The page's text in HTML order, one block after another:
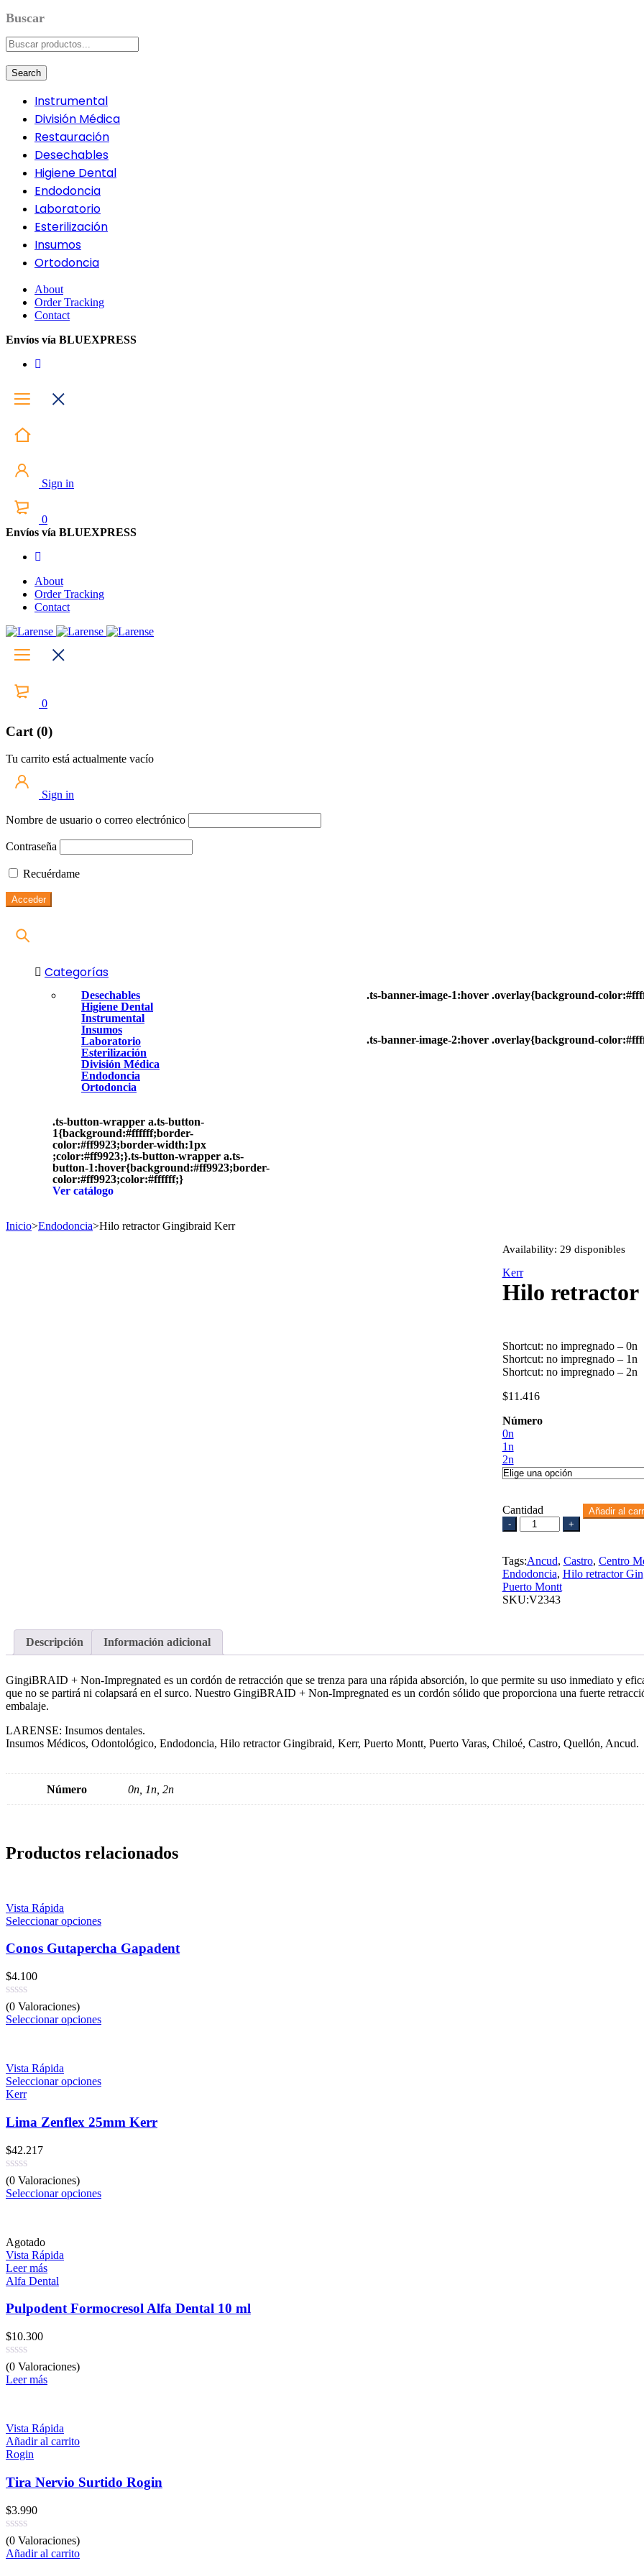
Search
Instrumental
División Médica
Restauración
Desechables
Higiene Dental
Endodoncia
Laboratorio
Esterilización
Insumos
Ortodoncia
About
Order Tracking
Contact
Envíos vía BLUEXPRESS
Sign in
0
Envíos vía BLUEXPRESS
About
Order Tracking
Contact
0
Cart (0)
Tu carrito está actualmente vacío
Sign in
Nombre de usuario o correo electrónico
Contraseña
Recuérdame
Categorías
Desechables
Higiene Dental
Instrumental
Insumos
Laboratorio
Esterilización
División Médica
Endodoncia
Ortodoncia
.ts-button-wrapper a.ts-button-
1{background:#ffffff;border-
color:#ff9923;border-width:1px
;color:#ff9923;}.ts-button-wrapper a.ts-
button-1:hover{background:#ff9923;border-
color:#ff9923;color:#ffffff;}
Ver catálogo
.ts-banner-image-1:hover .overlay{background-
.ts-banner-image-2:hover .overlay{background-
Inicio>Endodoncia>Hilo retractor Gingibraid Kerr
Availability: 29 disponibles
Kerr
Hilo
Shortcut: no impregnado – 0n
Shortcut: no impregnado – 1n
Shortcut: no impregnado – 2n
$11.416
Número
0n
1n
2n
Cantidad
Hilo
retractor
Kerr
cantidad
Añadir al
Tags:Ancud, Castro, Centro
Endodoncia, Hilo retractor
Puerto Montt
SKU:V2343
Descripción Información adicional
GingiBRAID + Non-Impregnated es un cordón de retracción que se trenza para una rápida absorción, lo que permite su uso inmediato y
que no se partirá ni colapsará en el surco. Nuestro GingiBRAID + Non-Impregnated es un cordón sólido que proporciona una fuerte
embalaje.
LARENSE: Insumos dentales.
Insumos Médicos, Odontológico, Endodoncia, Hilo retractor Gingibraid, Kerr, Puerto Montt, Puerto Varas, Chiloé, Castro, Quellón, Ancud.
Número 0n, 1n, 2n
Productos relacionados
Vista Rápida
Seleccionar opciones
Conos Gutapercha Gapadent
$4.100
(0 Valoraciones)
Seleccionar opciones
Vista Rápida
Seleccionar opciones
Kerr
Lima Zenflex 25mm Kerr
$42.217
(0 Valoraciones)
Seleccionar opciones
Agotado
Vista Rápida
Leer más
Alfa Dental
Pulpodent Formocresol Alfa Dental 10 ml
$10.300
(0 Valoraciones)
Leer más
Vista Rápida
Añadir al carrito
Rogin
Tira Nervio Surtido Rogin
$3.990
(0 Valoraciones)
Añadir al carrito